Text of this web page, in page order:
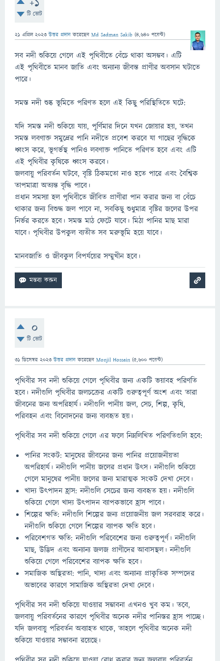
টি ভোট
21 এপ্রিল 2023 উত্তর প্রদান করেছেন Md Sadman Sakib (4,640 পয়েন্ট)
সব নদী শুকিয়ে গেলে এই পৃথিবীতে বেঁচে থাকা অসম্ভব। এটি
এই পৃথিবীতে মানব জাতি এবং অন্যান্য জীবন্ত প্রাণীর অবসান ঘটাতে
পারে।
সমস্ত নদী শুষ্ক ভূমিতে পরিণত হলে এই কিছু পরিস্থিতিতে ঘটে:
যদি সমস্ত নদী শুকিয়ে যায়, পূর্ণিমার দিনে যখন জোয়ার হয়, তখন
সমস্ত লবণাক্ত সমুদ্রের পানি নদীতে প্রবেশ করবে যা গাছের বৃদ্ধিকে
ধ্বংস করে, ভূগর্ভস্থ পানিও লবণাক্ত পানিতে পরিণত হবে এবং এটি
এই পৃথিবীর কৃষিকে ধ্বংস করবে।
জলবায়ু পরিবর্তন ঘটবে, বৃষ্টি ঠিকমতো নাও হতে পারে এবং বৈশ্বিক
তাপমাত্রা অত্যন্ত বৃদ্ধি পাবে।
প্রধান সমস্যা হল পৃথিবীতে জীবিত প্রাণীরা পান করার জন্য বা বেঁচে
থাকার জন্য বিশুদ্ধ জল পাবে না, সবকিছু শুধুমাত্র বৃষ্টির জলের উপর
নির্ভর করতে হবে। সমস্ত মাঠ ফেটে যাবে। মিঠা পানির মাছ মারা
যাবে। পৃথিবীর উপকুল ব্যতীত সব মরুভূমি হয়ে যাবে।
মানবজাতি ও জীবকুল বিপর্যয়ের সম্মুখীন হবে।
0
টি ভোট
31 ডিসেম্বর 2023 উত্তর প্রদান করেছেন Monjil Hossain (5,600 পয়েন্ট)
পৃথিবীর সব নদী শুকিয়ে গেলে পৃথিবীর জন্য একটি ভয়াবহ পরিণতি
হবে। নদীগুলি পৃথিবীর জলচক্রের একটি গুরুত্বপূর্ণ অংশ এবং তারা
জীবনের জন্য অপরিহার্য। নদীগুলি পানীয় জল, সেচ, শিল্প, কৃষি,
পরিবহন এবং বিনোদনের জন্য ব্যবহৃত হয়।
পৃথিবীর সব নদী শুকিয়ে গেলে এর ফলে নিম্নলিখিত পরিণতিগুলি হবে:
পানির সংকট: মানুষের জীবনের জন্য পানির প্রয়োজনীয়তা
অপরিহার্য। নদীগুলি পানীয় জলের প্রধান উৎস। নদীগুলি শুকিয়ে
গেলে মানুষের পানীয় জলের জন্য মারাত্মক সংকট দেখা দেবে।
খাদ্য উৎপাদন হ্রাস: নদীগুলি সেচের জন্য ব্যবহৃত হয়। নদীগুলি
শুকিয়ে গেলে খাদ্য উৎপাদন ব্যাপকভাবে হ্রাস পাবে।
শিল্পের ক্ষতি: নদীগুলি শিল্পের জন্য প্রয়োজনীয় জল সরবরাহ করে।
নদীগুলি শুকিয়ে গেলে শিল্পের ব্যাপক ক্ষতি হবে।
পরিবেশগত ক্ষতি: নদীগুলি পরিবেশের জন্য গুরুত্বপূর্ণ। নদীগুলি
মাছ, উদ্ভিদ এবং অন্যান্য জলজ প্রাণীদের আবাসস্থল। নদীগুলি
শুকিয়ে গেলে পরিবেশের ব্যাপক ক্ষতি হবে।
সমাজিক অস্থিরতা: পানি, খাদ্য এবং অন্যান্য প্রাকৃতিক সম্পদের
অভাবের কারণে সামাজিক অস্থিরতা দেখা দেবে।
পৃথিবীর সব নদী শুকিয়ে যাওয়ার সম্ভাবনা এখনও খুব কম। তবে,
জলবায়ু পরিবর্তনের কারণে পৃথিবীর অনেক নদীর পানিস্তর হ্রাস পাচ্ছে।
যদি জলবায়ু পরিবর্তন অব্যাহত থাকে, তাহলে পৃথিবীর অনেক নদী
শুকিয়ে যাওয়ার সম্ভাবনা রয়েছে।